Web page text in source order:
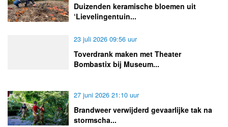
Duizenden keramische bloemen uit
‘Lievelingentuin...
23 juli 2026 09:56 uur
Toverdrank maken met Theater
Bombastix bij Museum...
27 juni 2026 21:10 uur
Brandweer verwijderd gevaarlijke tak na
stormscha...